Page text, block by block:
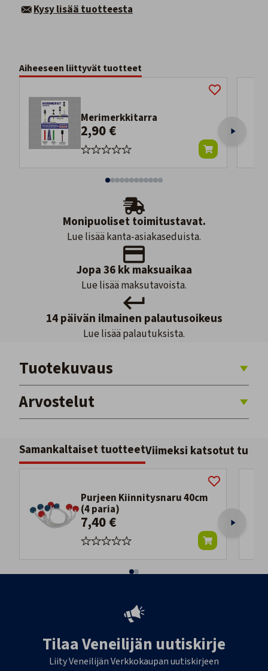
Kysy lisää tuotteesta
Aiheeseen liittyvät tuotteet
Merimerkkitarra
2,90 €
Monipuoliset toimitustavat.
Lue lisää kanta-asiakaseduista.
Jopa 36 kk maksuaikaa
Lue lisää maksutavoista.
14 päivän ilmainen palautusoikeus
Lue lisää palautuksista.
Tuotekuvaus
Arvostelut
Samankaltaiset tuotteetViimeksi katsotut
Purjeen Kiinnitysnaru 40cm
(4 paria)
7,40 €
Tilaa Veneilijän uutiskirje
Liity Veneilijän Verkkokaupan uutiskirjeen